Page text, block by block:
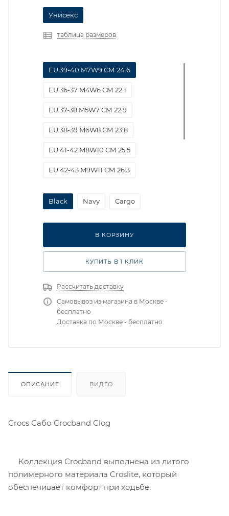
Унисекс
таблица размеров
EU 39-40 M7W9 СМ 24.6
EU 36-37 M4W6 СМ 22.1
EU 37-38 M5W7 СМ 22.9
EU 38-39 M6W8 СМ 23.8
EU 41-42 M8W10 СМ 25.5
EU 42-43 M9W11 СМ 26.3
EU 45-46 US 11 СМ 28
Black Navy Cargo
В КОРЗИНУ
КУПИТЬ В 1 КЛИК
Рассчитать доставку
Самовывоз из магазина в Москве -
бесплатно
Доставка по Москве - бесплатно
ОПИСАНИЕ ВИДЕО
Crocs Сабо Crocband Clog
Коллекция Crocband выполнена из литого
полимерного материала Croslite, который
обеспечивает комфорт при ходьбе.